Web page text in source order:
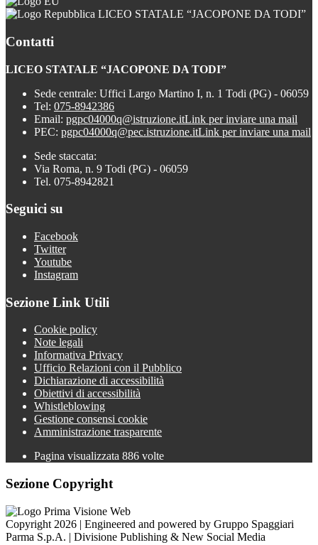
LICEO STATALE “JACOPONE DA TODI”
Contatti
LICEO STATALE “JACOPONE DA TODI”
Sede centrale: Uffici Largo Martino I, n. 1 Todi (PG) - 06059
Tel: 075-8942386
Email: pgpc04000q@istruzione.itLink per inviare una mail
PEC: pgpc04000q@pec.istruzione.itLink per inviare una mail
Sede staccata:
Via Roma, n. 9 Todi (PG) - 06059
Tel. 075-8942821
Seguici su
Facebook
Twitter
Youtube
Instagram
Sezione Link Utili
Cookie policy
Note legali
Informativa Privacy
Ufficio Relazioni con il Pubblico
Dichiarazione di accessibilità
Obiettivi di accessibilità
Whistleblowing
Gestione consensi cookie
Amministrazione trasparente
Pagina visualizzata 886 volte
Sezione Copyright
Copyright 2026 | Engineered and powered by Gruppo Spaggiari
Parma S.p.A. | Divisione Publishing & New Social Media